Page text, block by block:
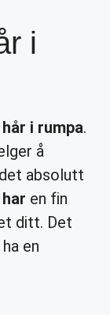
i
i rumpa.
å
absolutt
en fin
ditt. Det
en